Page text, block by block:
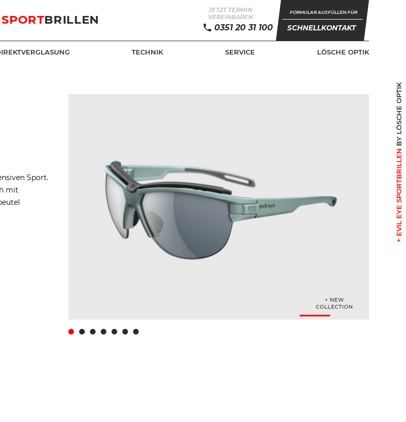
SPORTBRILLEN
JETZT TERMIN
VEREINBAREN
0351 20 31 100
FORMULAR AUSFÜLLEN FÜR
SCHNELLKONTAKT
TECHNIK SERVICE LÖSCHE OPTIK
+ EVIL EYE SPORTBRILLEN
BY LÖSCHE OPTIK
Sport.
mit